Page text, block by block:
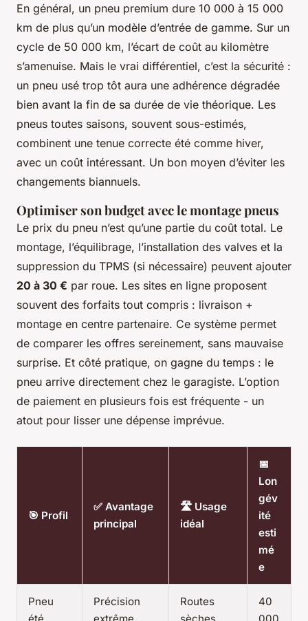
En général, un pneu premium dure 10 000 à 15 000
km de plus qu’un modèle d’entrée de gamme. Sur un
cycle de 50 000 km, l’écart de coût au kilomètre
s’amenuise. Mais le vrai différentiel, c’est la sécurité :
un pneu usé trop tôt aura une adhérence dégradée
bien avant la fin de sa durée de vie théorique. Les
pneus toutes saisons, souvent sous-estimés,
combinent une tenue correcte été comme hiver,
avec un coût intéressant. Un bon moyen d’éviter les
changements biannuels.
Optimiser son budget avec le montage pneus
Le prix du pneu n’est qu’une partie du coût total. Le
montage, l’équilibrage, l’installation des valves et la
suppression du TPMS (si nécessaire) peuvent ajouter
20 à 30 € par roue. Les sites en ligne proposent
souvent des forfaits tout compris : livraison +
montage en centre partenaire. Ce système permet
de comparer les offres sereinement, sans mauvaise
surprise. Et côté pratique, on gagne du temps : le
pneu arrive directement chez le garagiste. L’option
de paiement en plusieurs fois est fréquente - un
atout pour lisser une dépense imprévue.
🎯 Profil
✅ Avantage
principal
🛣️ Usage
idéal
📅
Lon
gév
ité
esti
mé
e
Pneu
Précision
Routes
40